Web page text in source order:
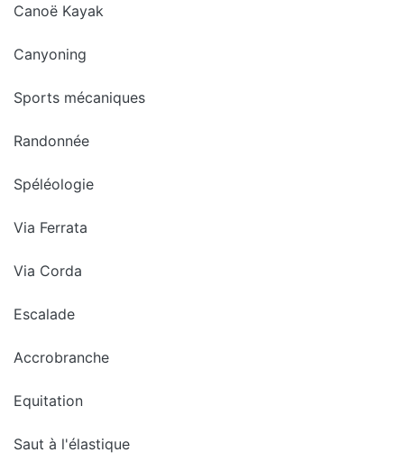
Canoë Kayak
Canyoning
Sports mécaniques
Randonnée
Spéléologie
Via Ferrata
Via Corda
Escalade
Accrobranche
Equitation
Saut à l'élastique